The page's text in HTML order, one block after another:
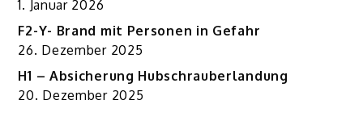
1. Januar 2026
F2-Y- Brand mit Personen in Gefahr
26. Dezember 2025
H1 – Absicherung Hubschrauberlandung
20. Dezember 2025